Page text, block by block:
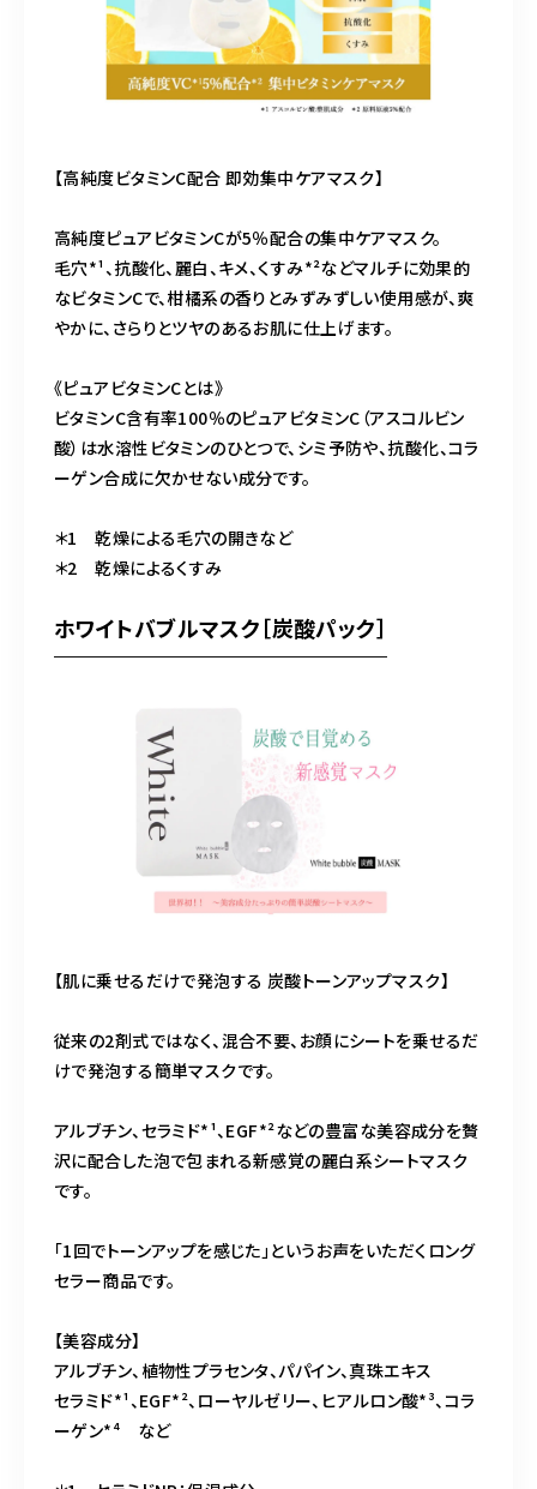
【高純度ビタミンC配合 即効集中ケアマスク】
高純度ピュアビタミンCが5％配合の集中ケアマスク。
毛穴*¹、抗酸化、麗白、キメ、くすみ*²などマルチに効果的
なビタミンCで、柑橘系の香りとみずみずしい使用感が、爽
やかに、さらりとツヤのあるお肌に仕上げます。
《ピュアビタミンCとは》
ビタミンC含有率100％のピュアビタミンC（アスコルビン
酸）は水溶性ビタミンのひとつで、シミ予防や、抗酸化、コラ
ーゲン合成に欠かせない成分です。
＊1 乾燥による毛穴の開きなど
＊2 乾燥によるくすみ
ホワイトバブルマスク［炭酸パック］
【肌に乗せるだけで発泡する 炭酸トーンアップマスク】
従来の2剤式ではなく、混合不要、お顔にシートを乗せるだ
けで発泡する簡単マスクです。
アルブチン、セラミド*¹、EGF*²などの豊富な美容成分を贅
沢に配合した泡で包まれる新感覚の麗白系シートマスク
です。
「1回でトーンアップを感じた」というお声をいただくロング
セラー商品です。
【美容成分】
アルブチン、植物性プラセンタ、パパイン、真珠エキス
セラミド*¹、EGF*²、ローヤルゼリー、ヒアルロン酸*³、コラ
ーゲン*⁴ など